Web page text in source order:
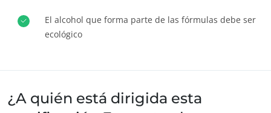
Innovar con nuestro ecosistema
El alcohol que forma parte de las fórmulas debe ser
ecológico
¿A quién está dirigida esta